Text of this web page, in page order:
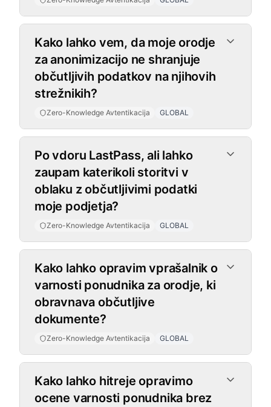
Kako lahko vem, da moje orodje
za anonimizacijo ne shranjuje
občutljivih podatkov na njihovih
strežnikih?
Zero-Knowledge Avtentikacija GLOBAL
Po vdoru LastPass, ali lahko
zaupam katerikoli storitvi v
oblaku z občutljivimi podatki
moje podjetja?
Zero-Knowledge Avtentikacija GLOBAL
Kako lahko opravim vprašalnik o
varnosti ponudnika za orodje, ki
obravnava občutljive
dokumente?
Zero-Knowledge Avtentikacija GLOBAL
Kako lahko hitreje opravimo
ocene varnosti ponudnika brez